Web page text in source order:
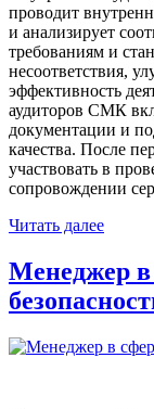
проводит
и анализирует
требованиям и
несоответствия,
эффективность
аудиторов СМК
документации и
качества. После
участвовать в
сопровождении
Читать далее
Менеджер в